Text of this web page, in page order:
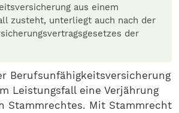
aus einem
zusteht, unterliegt auch nach der
der
Berufsunfähigkeitsversicherung
Leistungsfall eine Verjährung
Stammrechtes. Mit Stammrecht